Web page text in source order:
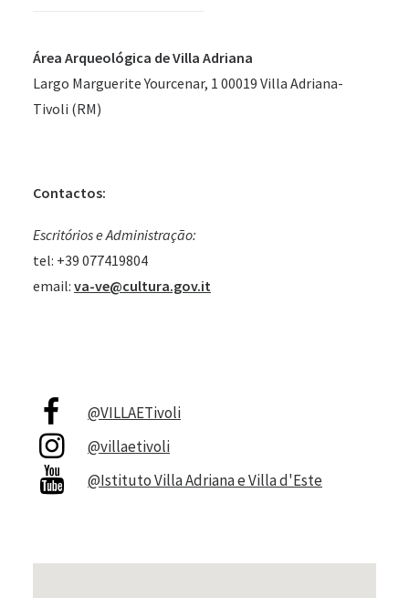
@VILLAETivoli
@villaetivoli
@Istituto Villa Adriana e Villa d'Este
Área Arqueológica de Villa Adriana
Largo Marguerite Yourcenar, 1 00019 Villa Adriana-
Tivoli (RM)
Contactos:
Escritórios e Administração:
tel: +39 077419804
email: va-ve@cultura.gov.it